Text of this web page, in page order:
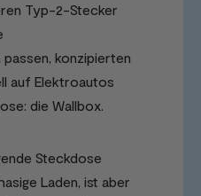
Typ-2-Stecker
konzipierten
auf Elektroautos
die Wallbox.
Steckdose
Laden, ist aber